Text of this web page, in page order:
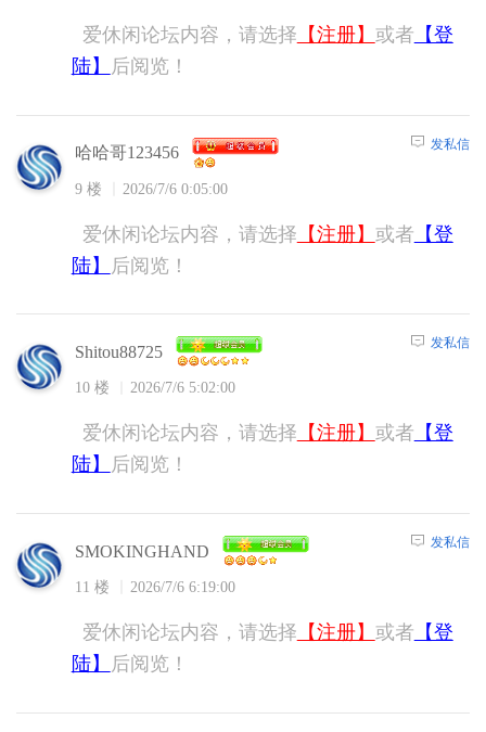
爱休闲论坛内容，请选择 【注册】 或者 【登
陆】
后阅览！
哈哈哥123456
9 楼 2026/7/6 0:05:00
发私信
爱休闲论坛内容，请选择 【注册】 或者 【登
陆】
后阅览！
Shitou88725
10 楼 2026/7/6 5:02:00
发私信
爱休闲论坛内容，请选择 【注册】 或者 【登
陆】
后阅览！
SMOKINGHAND
11 楼 2026/7/6 6:19:00
发私信
爱休闲论坛内容，请选择 【注册】 或者 【登
陆】
后阅览！